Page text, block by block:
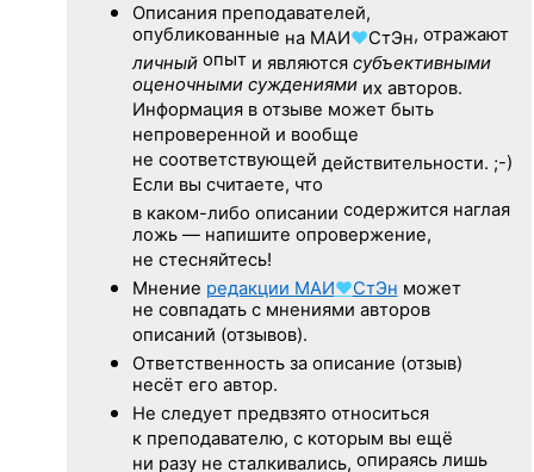
Описания преподавателей,
опубликованные на МАИ♥СтЭн, отражают
личныйопыт и являются субъективными
оценочными суждениямиих авторов.
Информация в отзыве может быть
непроверенной и вообще
не соответствующей действительности. ;-)
Если вы считаете, что
в каком-либо описании содержится наглая
ложь — напишите опровержение,
не стесняйтесь!
Мнение редакции МАИ♥СтЭн может
не совпадать с мнениями авторов
описаний (отзывов).
Ответственность за описание (отзыв)
несёт его автор.
Не следуетпредвзято относиться
к преподавателю, с которым вы ещё
ни разу не сталкивались, опираясь лишь